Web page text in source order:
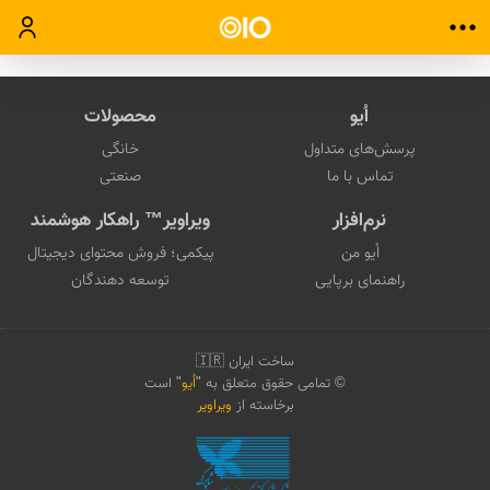
ورود
اُیو
پرسش‌های متداول
تماس با ما
محصولات
خانگی
صنعتی
نرم‌افزار
اُیو من
راهنمای برپایی
ویراویر™ راهکار هوشمند
پیکمی؛ فروش محتوای دیجیتال
توسعه دهندگان
ساخت ایران 🇮🇷
© تمامی حقوق متعلق به "اُیو" است
برخاسته از ویراویر